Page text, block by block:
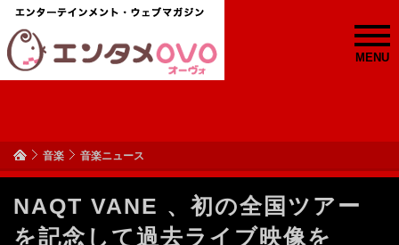
MENU
音楽 音楽ニュース
NAQT VANE 、初の全国ツアー
を記念して過去ライブ映像を